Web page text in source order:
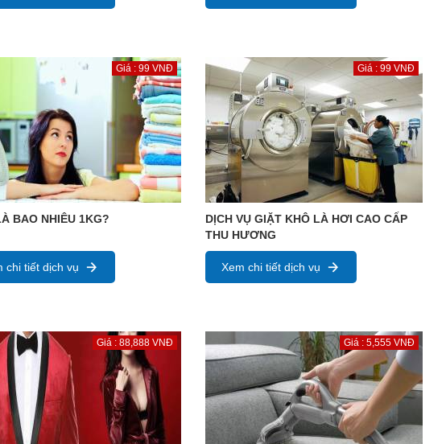
Giá : 99 VNĐ
BAO NHIÊU 1KG?
chi tiết dịch vụ
Giá : 99 VNĐ
DỊCH VỤ GIẶT KHÔ LÀ HƠI CAO CẤP
THU HƯƠNG
Xem chi tiết dịch vụ
Giá : 88,888 VNĐ Giá : 5,555 VNĐ